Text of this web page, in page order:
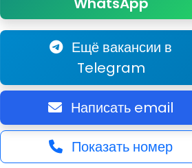
Ещё вакансии в
Telegram
Написать email
Показать номер